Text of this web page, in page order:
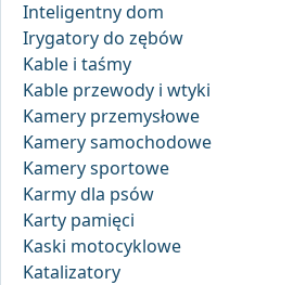
Inteligentny dom
Irygatory do zębów
Kable i taśmy
Kable przewody i wtyki
Kamery przemysłowe
Kamery samochodowe
Kamery sportowe
Karmy dla psów
Karty pamięci
Kaski motocyklowe
Katalizatory